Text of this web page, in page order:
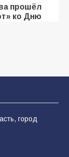
прошёл
ко Дню
самом
августе
работы
город